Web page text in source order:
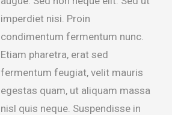
imperdiet nisi. Proin
condimentum fermentum nunc.
Etiam pharetra, erat sed
fermentum feugiat, velit mauris
egestas quam, ut aliquam massa
nisl quis neque. Suspendisse in